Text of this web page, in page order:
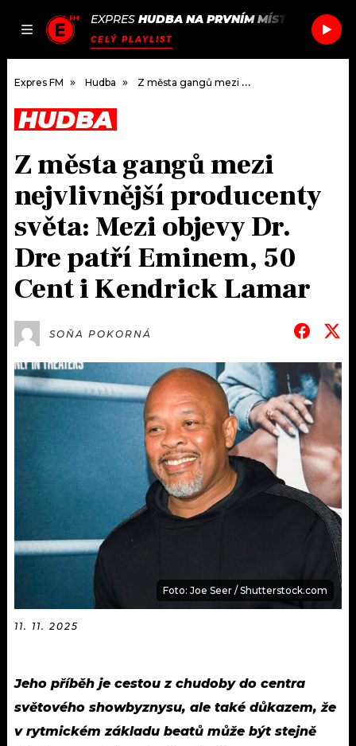
JAK
SEZNAM.CZ
EXPRES HUDBA NA PRVNÍM MÍSTĚ AIKO
CELÝ PLAYLIST
DOMŮ
ČLÁNKY
AKTUÁLNĚ
HUDBA
ROZHOVORY
#NEBUDUDOMA
KALENDÁŘ
KVÍZY
TRENDY
MIX
PODCASTY
JAK NALADIT
RÁDIO
APLIKACE
PROGRAM
SOUTĚŽE
Expres FM Hudba Z města gangů mezi nejvlivnější producenty světa: Mezi objevy Dr. Dre patří Eminem, 50 Cent i Kendrick Lamar
HUDBA
Z města gangů mezi
nejvlivnější producenty
světa: Mezi objevy Dr.
Dre patří Eminem, 50
Cent i Kendrick Lamar
SOŇA POKORNÁ
Foto: Joe Seer / Shutterstock.com
11. 11. 2025
Jeho příběh je cestou z chudoby do centra
světového showbyznysu, ale také důkazem, že
v rytmickém základu beatů může být stejně